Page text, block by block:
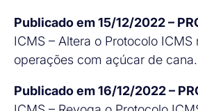
Publicado em 15/12/2022 –
ICMS – Altera o Protocolo
operações com açúcar de
Publicado em 16/12/2022 –